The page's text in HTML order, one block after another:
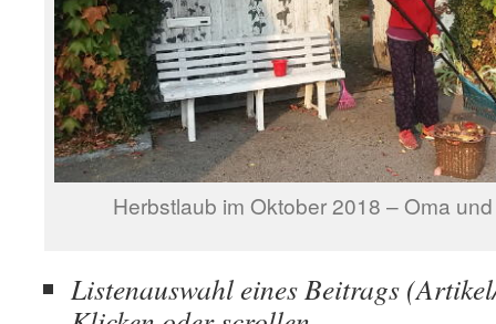
Herbstlaub im Oktober 2018 – Oma
Listenauswahl eines Beitrags